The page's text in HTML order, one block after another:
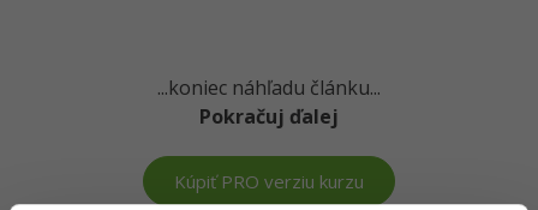
...koniec náhľadu článku...
Pokračuj ďalej
Kúpiť PRO verziu kurzu